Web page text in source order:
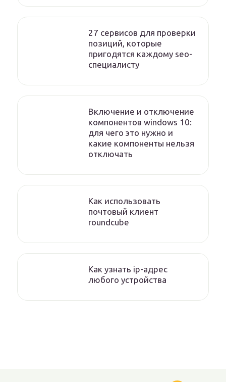
27 сервисов для проверки
позиций, которые
пригодятся каждому seo-
специалисту
Включение и отключение
компонентов windows 10:
для чего это нужно и
какие компоненты нельзя
отключать
Как использовать
почтовый клиент
roundcube
Как узнать ip-адрес
любого устройства